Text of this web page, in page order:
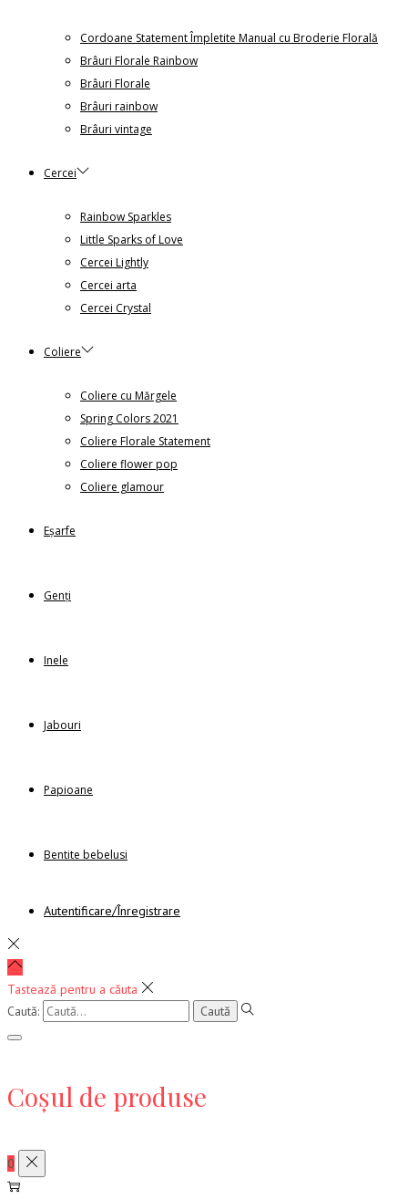
Cordoane Statement Împletite Manual cu Broderie Florală
Brâuri Florale Rainbow
Brâuri Florale
Brâuri rainbow
Brâuri vintage
Cercei
Rainbow Sparkles
Little Sparks of Love
Cercei Lightly
Cercei arta
Cercei Crystal
Coliere
Coliere cu Mărgele
Spring Colors 2021
Coliere Florale Statement
Coliere flower pop
Coliere glamour
Eșarfe
Genți
Inele
Jabouri
Papioane
Bentite bebelusi
Autentificare/Înregistrare
Tastează pentru a căuta
Caută:
Coșul de produse
0